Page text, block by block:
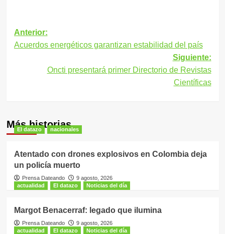
Navegación
de
entradas
Anterior:
Acuerdos energéticos garantizan estabilidad del país
Siguiente:
Oncti presentará primer Directorio de Revistas
Científicas
Más historias
El datazo nacionales
Atentado con drones explosivos en Colombia deja
un policía muerto
Prensa Dateando
9 agosto, 2026
actualidad
El datazo Noticias del día
Margot Benacerraf: legado que ilumina
Prensa Dateando
9 agosto, 2026
actualidad
El datazo Noticias del día